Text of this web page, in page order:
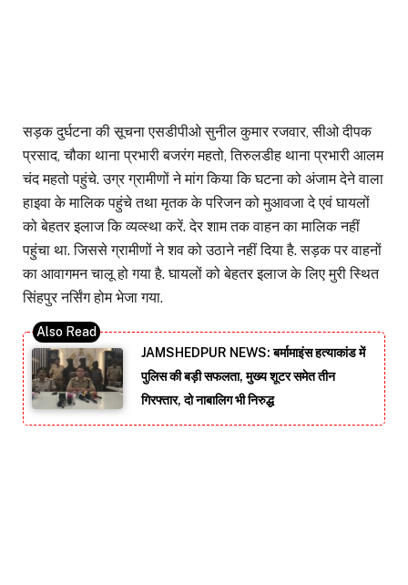
सड़क दुर्घटना की सूचना एसडीपीओ सुनील कुमार रजवार, सीओ दीपक
प्रसाद, चौका थाना प्रभारी बजरंग महतो, तिरुलडीह थाना प्रभारी आलम
चंद महतो पहुंचे. उग्र ग्रामीणों ने मांग किया कि घटना को अंजाम देने वाला
हाइवा के मालिक पहुंचे तथा मृतक के परिजन को मुआवजा दे एवं घायलों
को बेहतर इलाज कि व्यव्स्था करें. देर शाम तक वाहन का मालिक नहीं
पहुंचा था. जिससे ग्रामीणों ने शव को उठाने नहीं दिया है. सड़क पर वाहनों
का आवागमन चालू हो गया है. घायलों को बेहतर इलाज के लिए मुरी स्थित
सिंहपुर नर्सिंग होम भेजा गया.
JAMSHEDPUR NEWS: बर्मामाइंस हत्याकांड में
पुलिस की बड़ी सफलता, मुख्य शूटर समेत तीन
गिरफ्तार, दो नाबालिग भी निरुद्ध